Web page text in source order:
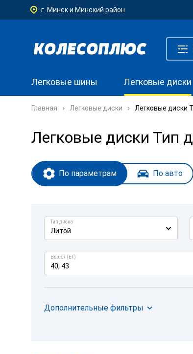
г. Минск и Минский район
Легковые шины Легковые диски
Главная Легковые диски Легковые диски
Легковые диски Тип
По параметрам По авто
Тип диска
Литой
Вылет (ET)
40, 43
Дополнительные фильтры